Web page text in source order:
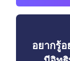
อยากรู้